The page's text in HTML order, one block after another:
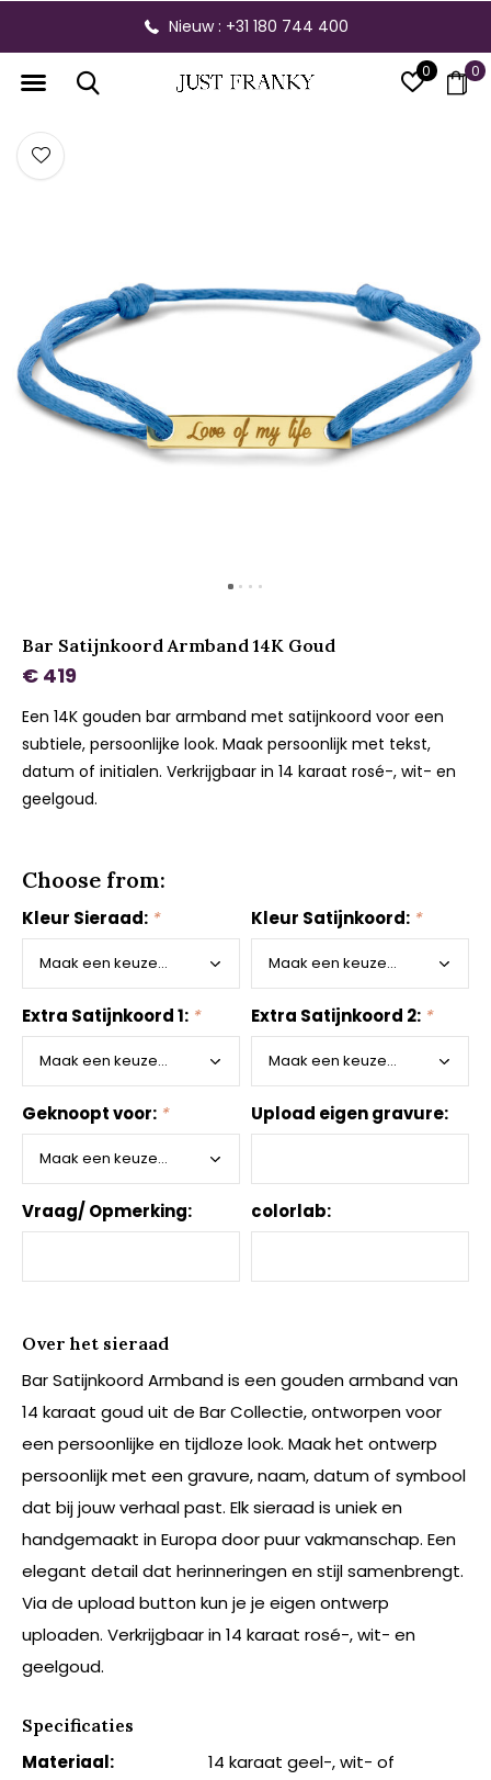
0 0
Nieuw : +31 180 744 400
Bar Satijnkoord Armband 14K Goud
€ 419
Een 14K gouden bar armband met satijnkoord voor een
subtiele, persoonlijke look. Maak persoonlijk met tekst,
datum of initialen. Verkrijgbaar in 14 karaat rosé-, wit- en
geelgoud.
Choose from:
Kleur Sieraad: * Kleur Satijnkoord: *
Extra Satijnkoord 1: * Extra Satijnkoord 2: *
Geknoopt voor: * Upload eigen gravure:
Vraag/ Opmerking: colorlab:
Over het sieraad
Bar Satijnkoord Armband is een gouden armband van
14 karaat goud uit de Bar Collectie, ontworpen voor
een persoonlijke en tijdloze look. Maak het ontwerp
persoonlijk met een gravure, naam, datum of symbool
dat bij jouw verhaal past. Elk sieraad is uniek en
handgemaakt in Europa door puur vakmanschap. Een
elegant detail dat herinneringen en stijl samenbrengt.
Via de upload button kun je je eigen ontwerp
uploaden. Verkrijgbaar in 14 karaat rosé-, wit- en
geelgoud.
Specificaties
Materiaal:
14 karaat geel-, wit- of